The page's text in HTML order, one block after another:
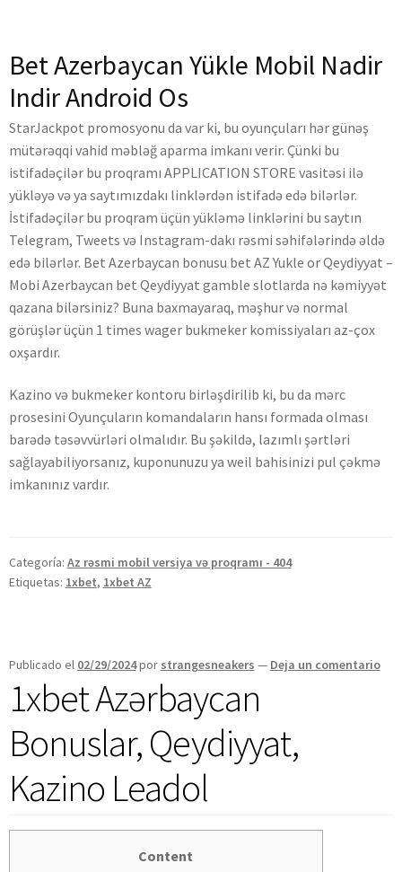
Bet Azerbaycan Yükle Mobil Nadir
Indir Android Os
StarJackpot promosyonu da var ki, bu oyunçuları hər günəş
mütərəqqi vahid məbləğ aparma imkanı verir. Çünki bu
istifadəçilər bu proqramı APPLICATION STORE vasitəsi ilə
yükləyə və ya saytımızdakı linklərdən istifadə edə bilərlər.
İstifadəçilər bu proqram üçün yükləmə linklərini bu saytın
Telegram, Tweets və Instagram-dakı rəsmi səhifələrində əldə
edə bilərlər. Bet Azerbaycan bonusu bet AZ Yukle or Qeydiyyat –
Mobi Azerbaycan bet Qeydiyyat gamble slotlarda nə kəmiyyət
qazana bilərsiniz? Buna baxmayaraq, məşhur və normal
görüşlər üçün 1 times wager bukmeker komissiyaları az-çox
oxşardır.
Kazino və bukmeker kontoru birləşdirilib ki, bu da mərc
prosesini Oyunçuların komandaların hansı formada olması
barədə təsəvvürləri olmalıdır. Bu şəkildə, lazımlı şərtləri
sağlayabiliyorsanız, kuponunuzu ya weil bahisinizi pul çəkmə
imkanınız vardır.
Categoría: Az rəsmi mobil versiya və proqramı - 404
Etiquetas: 1xbet, 1xbet AZ
Publicado el 02/29/2024por strangesneakers — Deja un comentario
1xbet Azərbaycan
Bonuslar, Qeydiyyat,
Kazino Leadol
Content